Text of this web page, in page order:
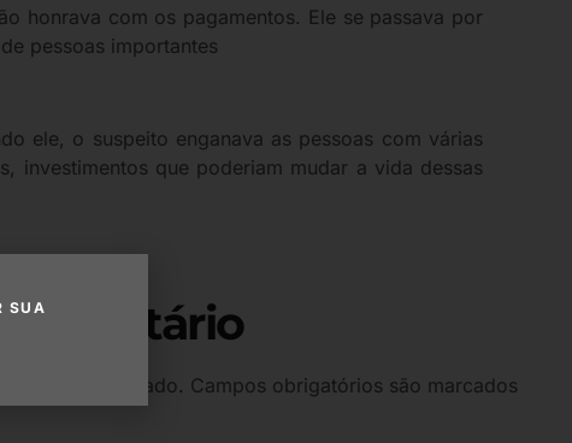
honrava com os pagamentos. Ele se passava por
pessoas importantes
ele, o suspeito enganava as pessoas com várias
investimentos que poderiam mudar a vida dessas
não será publicado. Campos obrigatórios são marcados
SUA